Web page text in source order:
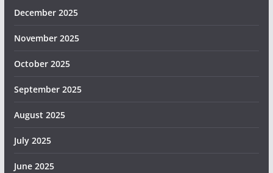
December 2025
November 2025
October 2025
September 2025
August 2025
July 2025
June 2025